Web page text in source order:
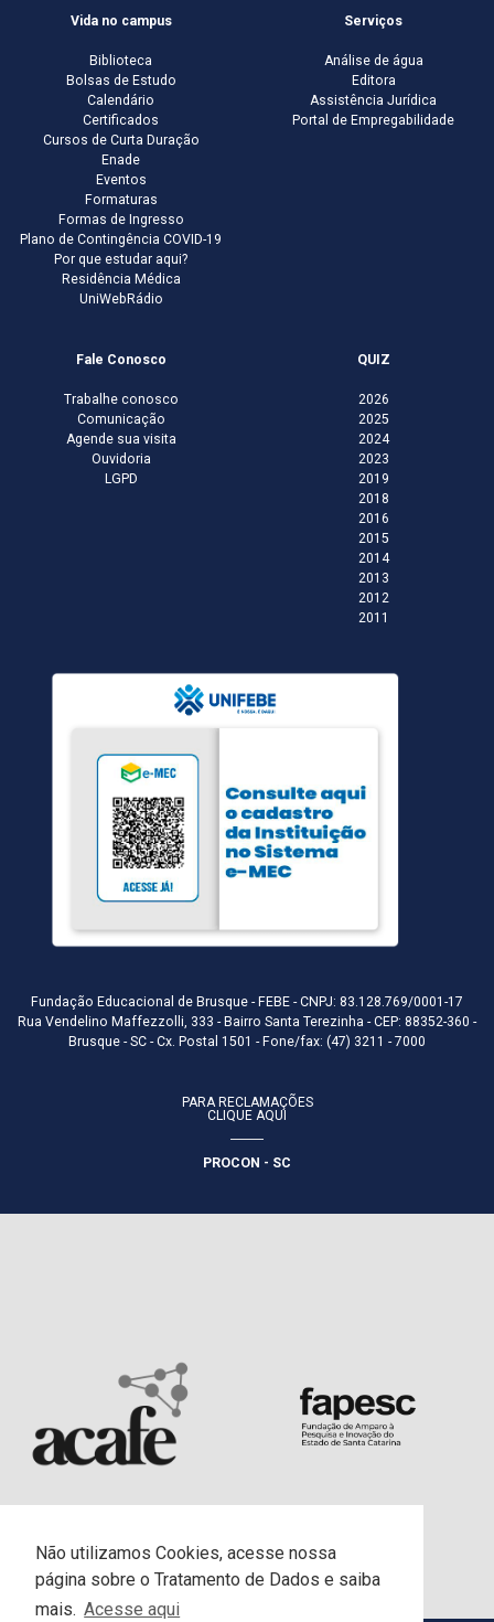
Não utilizamos Cookies, acesse nossa
página sobre o Tratamento de Dados e saiba
mais. Acesse aqui
Vida no campus
Biblioteca
Bolsas de Estudo
Calendário
Certificados
Cursos de Curta Duração
Enade
Eventos
Formaturas
Formas de Ingresso
Plano de Contingência COVID-19
Por que estudar aqui?
Residência Médica
UniWebRádio
Serviços
Análise de água
Editora
Assistência Jurídica
Portal de Empregabilidade
Fale Conosco
Trabalhe conosco
Comunicação
Agende sua visita
Ouvidoria
LGPD
QUIZ
2026
2025
2024
2023
2019
2018
2016
2015
2014
2013
2012
2011
Fundação Educacional de Brusque - FEBE - CNPJ: 83.128.769/0001-17
Rua Vendelino Maffezzolli, 333 - Bairro Santa Terezinha - CEP: 88352-360 -
Brusque - SC - Cx. Postal 1501 - Fone/fax: (47) 3211 - 7000
PARA RECLAMAÇÕES
CLIQUE AQUI
PROCON - SC